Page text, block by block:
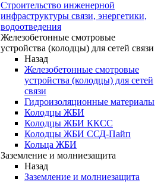
Строительство инженерной
инфраструктуры связи, энергетики,
водоотведения
Железобетонные смотровые
устройства (колодцы) для сетей связи
Назад
Железобетонные смотровые
устройства (колодцы) для сетей
связи
Гидроизоляционные материалы
Колодцы ЖБИ
Колодцы ЖБИ ККСС
Колодцы ЖБИ ССД-Пайп
Кольца ЖБИ
Заземление и молниезащита
Назад
Заземление и молниезащита